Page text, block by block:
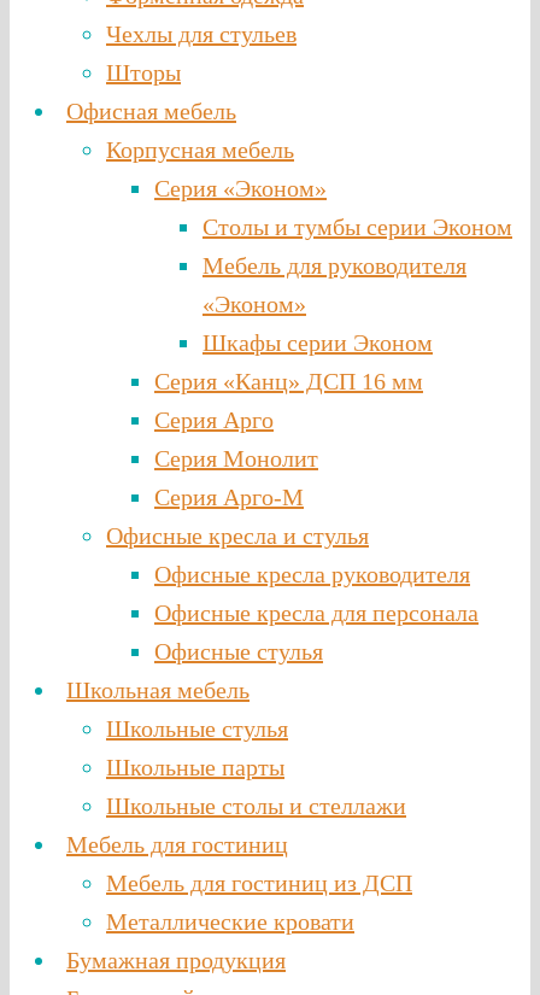
Чехлы для стульев
Шторы
Офисная мебель
Корпусная мебель
Серия «Эконом»
Столы и тумбы серии Эконом
Мебель для руководителя
«Эконом»
Шкафы серии Эконом
Серия «Канц» ДСП 16 мм
Серия Арго
Серия Монолит
Серия Арго-М
Офисные кресла и стулья
Офисные кресла руководителя
Офисные кресла для персонала
Офисные стулья
Школьная мебель
Школьные стулья
Школьные парты
Школьные столы и стеллажи
Мебель для гостиниц
Мебель для гостиниц из ДСП
Металлические кровати
Бумажная продукция